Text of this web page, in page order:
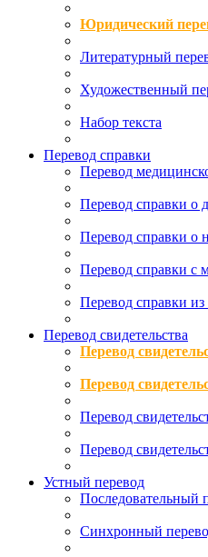
Юридический
Литературный
Художественный
Набор текста
Перевод справки
Перевод
Перевод справки о
Перевод справки о
Перевод справки с
Перевод справки из
Перевод свидетельства
Перевод
Перевод
Перевод
Перевод
Устный перевод
Последовательный
Синхронный